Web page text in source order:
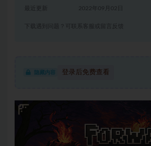
2022年09月02日
下载遇到问题？可联系客服或留言反馈
隐藏内容 登录后免费查看